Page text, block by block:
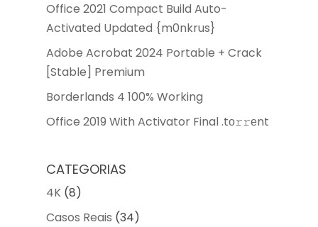
Office 2021 Compact Build Auto-
Activated Updated {m0nkrus}
Adobe Acrobat 2024 Portable + Crack
[Stable] Premium
Borderlands 4 100% Working
Office 2019 With Activator Final .tо𝚛𝚛еnt
CATEGORIAS
4K(8)
Casos Reais (34)